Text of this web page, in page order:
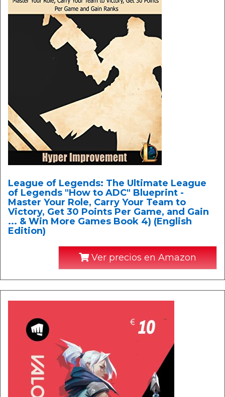
League of Legends: The Ultimate League
of Legends "How to ADC" Blueprint -
Master Your Role, Carry Your Team to
Victory, Get 30 Points Per Game, and Gain
... & Win More Games Book 4) (English
Edition)
Ver precios en Amazon